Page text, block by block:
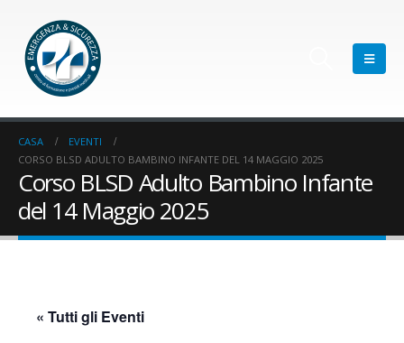
CASA
EVENTI
CORSO BLSD ADULTO BAMBINO INFANTE DEL 14 MAGGIO 2025
Corso BLSD Adulto Bambino Infante
del 14 Maggio 2025
« Tutti gli Eventi